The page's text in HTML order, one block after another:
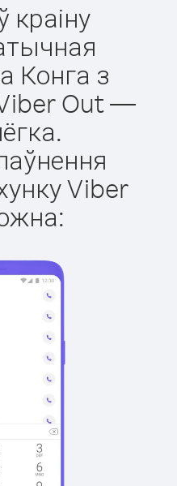
краіну
Конга з
Out —
Viber